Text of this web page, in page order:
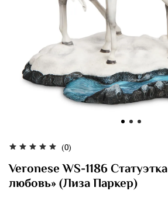
(0)
Veronese WS-1186
любовь» (Лиза Паркер)